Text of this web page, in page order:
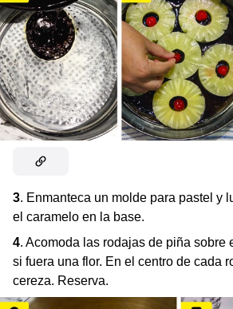
3. Enmanteca un molde para pastel y
el caramelo en la base.
4. Acomoda las rodajas de piña sobre
si fuera una flor. En el centro de cada
cereza. Reserva.